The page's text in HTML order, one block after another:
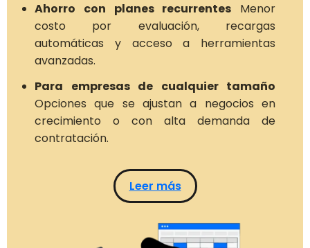
Ahorro con planes recurrentes Menor
costo por evaluación, recargas
automáticas y acceso a herramientas
avanzadas.
Para empresas de cualquier tamaño
Opciones que se ajustan a negocios en
crecimiento o con alta demanda de
contratación.
Leer más